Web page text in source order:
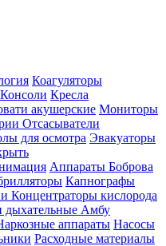
Коагуляторы
Консоли Кресла
акушерские Мониторы
Отсасыватели
для осмотра Эвакуаторы
Аппараты Боброва
Капнографы
Концентраторы кислорода
Амбу
аппараты Насосы
Расходные материалы